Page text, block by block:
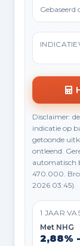
Disclaimer:
indicatie op
getoonde
ontleend.
automatisch
470.000.
2026 03:45).
1 JAAR
Met NHG
2,88%